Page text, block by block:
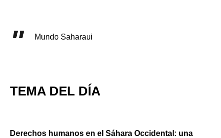
Mundo Saharaui
TEMA DEL DÍA
Derechos humanos en el Sáhara Occidental: una